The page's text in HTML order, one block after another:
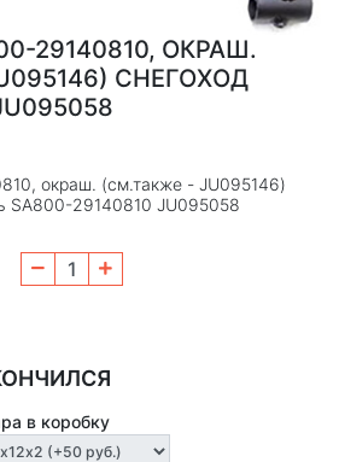
29140810, ОКРАШ.
СНЕГОХОД
окраш. (см.также - JU095146)
SА800-29140810 JU095058
в коробку